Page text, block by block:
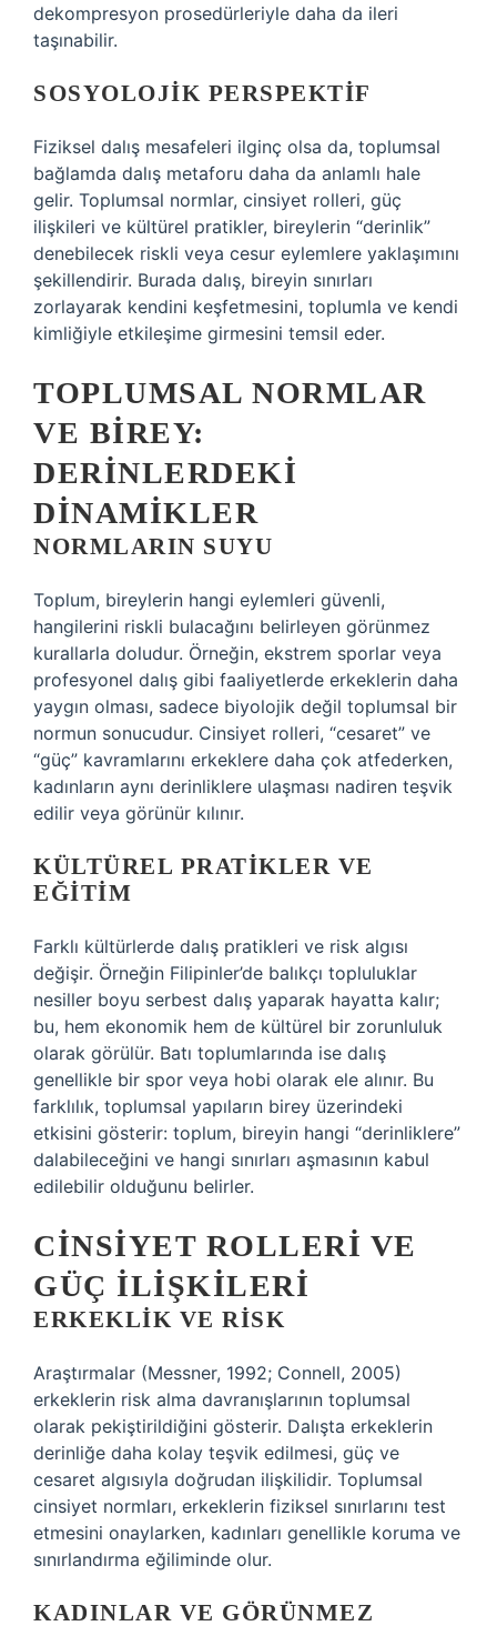
dekompresyon prosedürleriyle daha da ileri
taşınabilir.
SOSYOLOJIK PERSPEKTIF
Fiziksel dalış mesafeleri ilginç olsa da, toplumsal
bağlamda dalış metaforu daha da anlamlı hale
gelir. Toplumsal normlar, cinsiyet rolleri, güç
ilişkileri ve kültürel pratikler, bireylerin “derinlik”
denebilecek riskli veya cesur eylemlere yaklaşımını
şekillendirir. Burada dalış, bireyin sınırları
zorlayarak kendini keşfetmesini, toplumla ve kendi
kimliğiyle etkileşime girmesini temsil eder.
TOPLUMSAL NORMLAR
VE BIREY:
DERINLERDEKI
DINAMIKLER
NORMLARIN SUYU
Toplum, bireylerin hangi eylemleri güvenli,
hangilerini riskli bulacağını belirleyen görünmez
kurallarla doludur. Örneğin, ekstrem sporlar veya
profesyonel dalış gibi faaliyetlerde erkeklerin daha
yaygın olması, sadece biyolojik değil toplumsal bir
normun sonucudur. Cinsiyet rolleri, “cesaret” ve
“güç” kavramlarını erkeklere daha çok atfederken,
kadınların aynı derinliklere ulaşması nadiren teşvik
edilir veya görünür kılınır.
KÜLTÜREL PRATIKLER VE
EĞITIM
Farklı kültürlerde dalış pratikleri ve risk algısı
değişir. Örneğin Filipinler’de balıkçı topluluklar
nesiller boyu serbest dalış yaparak hayatta kalır;
bu, hem ekonomik hem de kültürel bir zorunluluk
olarak görülür. Batı toplumlarında ise dalış
genellikle bir spor veya hobi olarak ele alınır. Bu
farklılık, toplumsal yapıların birey üzerindeki
etkisini gösterir: toplum, bireyin hangi “derinliklere”
dalabileceğini ve hangi sınırları aşmasının kabul
edilebilir olduğunu belirler.
CINSIYET ROLLERI VE
GÜÇ İLIŞKILERI
ERKEKLIK VE RISK
Araştırmalar (Messner, 1992; Connell, 2005)
erkeklerin risk alma davranışlarının toplumsal
olarak pekiştirildiğini gösterir. Dalışta erkeklerin
derinliğe daha kolay teşvik edilmesi, güç ve
cesaret algısıyla doğrudan ilişkilidir. Toplumsal
cinsiyet normları, erkeklerin fiziksel sınırlarını test
etmesini onaylarken, kadınları genellikle koruma ve
sınırlandırma eğiliminde olur.
KADINLAR VE GÖRÜNMEZ